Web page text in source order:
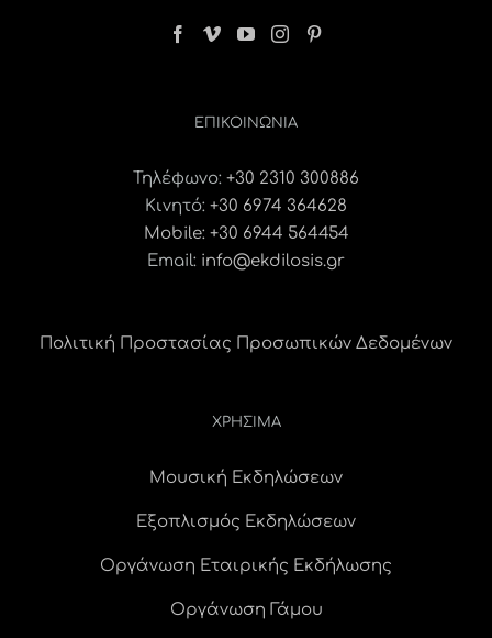
ΕΠΙΚΟΙΝΩΝΊΑ
Τηλέφωνο: +30 2310 300886
Κινητό: +30 6974 364628
Mobile: +30 6944 564454
Email: info@ekdilosis.gr
Πολιτική Προστασίας Προσωπικών Δεδομένων
ΧΡΗΣΙΜΑ
Μουσική Εκδηλώσεων
Εξοπλισμός Εκδηλώσεων
Οργάνωση Εταιρικής Εκδήλωσης
Οργάνωση Γάμου